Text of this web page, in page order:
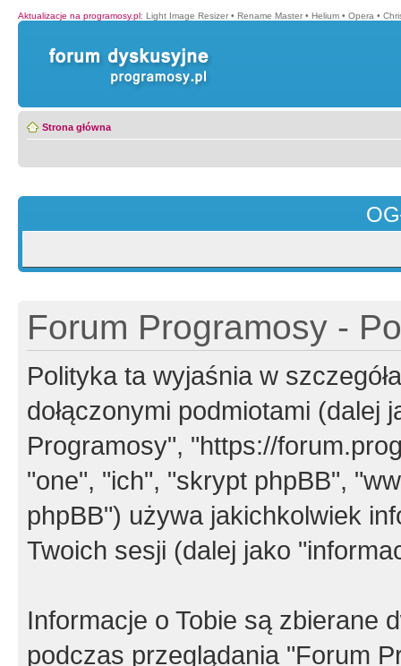
Aktualizacje na programosy.pl: Light Image Resizer • Rename Master • Helium • Opera •
Strona główna
Forum Programosy -
Polityka ta wyjaśnia w
dołączonymi podmiotami (dalej
Programosy", "https://
"one", "ich", "skrypt phpBB",
phpBB") używa jakichkolwiek
Twoich sesji (dalej jako
Informacje o Tobie są zbierane
podczas przeglądania "Forum